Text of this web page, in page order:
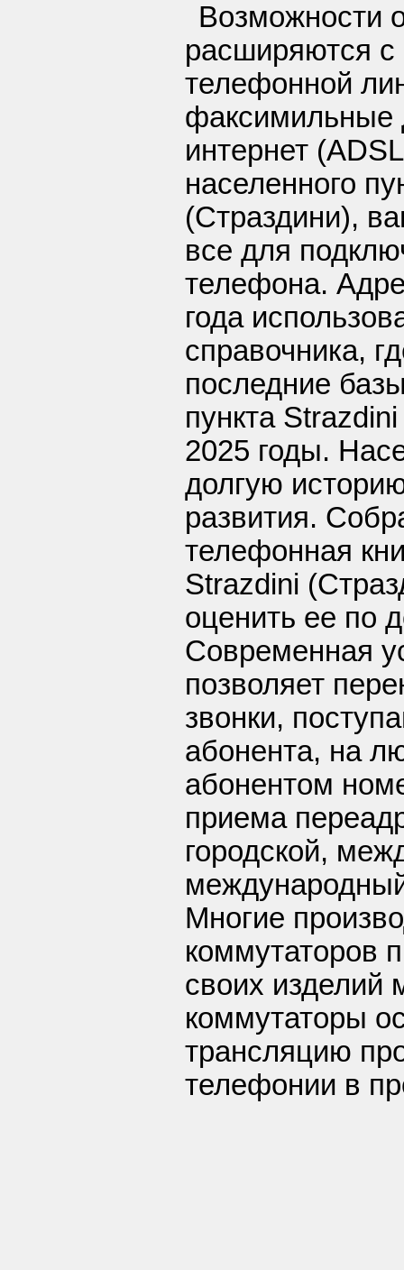
Возможности
расширяются
телефонной
факсимильные
интернет
населенного
(Страздини),
все для
телефона.
года
справочника,
последние
пункта
2025 годы.
долгую
развития.
телефонная
Strazdini
оценить ее по
Современная
позволяет
звонки,
абонента, на
абонентом
приема
городской,
Многие
коммутаторов
своих
коммутаторы
трансляцию
телефонии в